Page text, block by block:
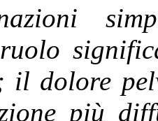
il dolore
più